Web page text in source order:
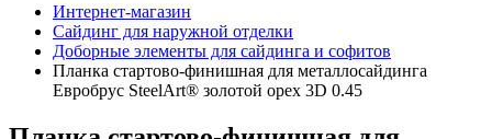
Интернет-магазин
Сайдинг для наружной отделки
Доборные элементы для сайдинга и софитов
Планка стартово-финишная для металлосайдинга
Евробрус SteelArt® золотой орех 3D 0.45